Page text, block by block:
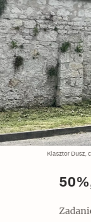
Klasztor Dusz,